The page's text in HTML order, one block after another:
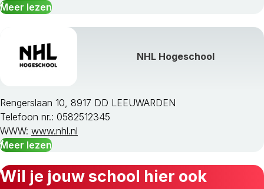
Meer lezen
NHL Hogeschool
Rengerslaan 10, 8917 DD LEEUWARDEN
Telefoon nr.: 0582512345
WWW: www.nhl.nl
Meer lezen
Wil je jouw school hier ook